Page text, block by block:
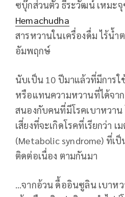
ซบุ๊กส่วนตัว ธีระวัฒน์ เหมะ
Hemachudha
สารหวานในเครื่องดื่ม ไร้น้ำ
อัมพฤกษ์
นับเป็น 10 ปีมาแล้วที่มีการใ
หรือแทนความหวานที่ได้จา
สนองกับคนที่มีโรคเบาหวา
เสี่ยงที่จะเกิดโรคที่เรียกว่า
(Metabolic syndrome) ที่เ
ติดต่อเนื่อง ตามกันมา
…จากอ้วน ดื้ออินซูลิน เบาห